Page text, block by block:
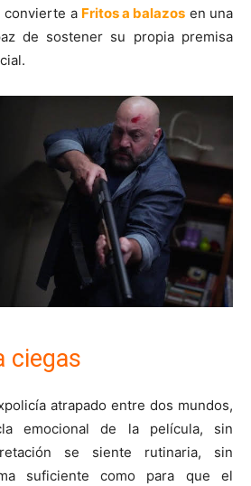
convierte a Fritos a balazos en una
de sostener su propia premisa
ciegas
atrapado entre dos mundos,
emocional de la película, sin
se siente rutinaria, sin
suficiente como para que el